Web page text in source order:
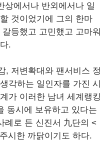
상에서나 반외에서나 일
것이었기에 그의 한마
등했고 고민했고 고마워
.
, 저변확대와 팬서비스 정
각하는 일인자를 가진 시
가 이러한 남녀 세계랭킹
동시에 보유하고 있다는
례로 든 신진서 九단의 <
시한 까닭이기도 하다.